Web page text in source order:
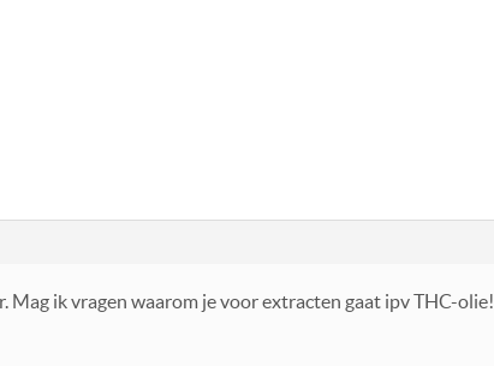
Mag ik vragen waarom je voor extracten gaat ipv THC-olie!